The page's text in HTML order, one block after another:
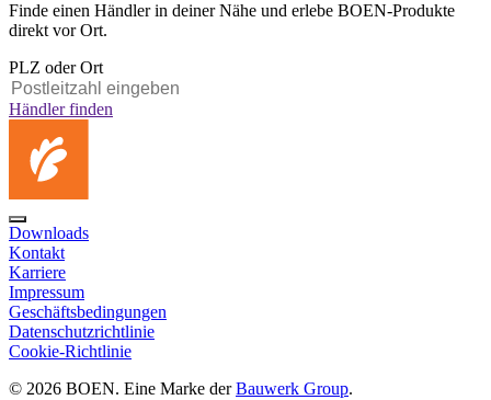
Finde einen Händler in deiner Nähe und erlebe BOEN-Produkte
direkt vor Ort.
PLZ oder Ort
Händler finden
Downloads
Kontakt
Karriere
Impressum
Geschäftsbedingungen
Datenschutzrichtlinie
Cookie-Richtlinie
© 2026 BOEN. Eine Marke derBauwerk Group.